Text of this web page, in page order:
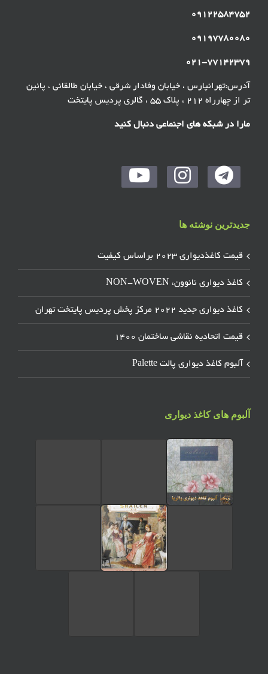
۰۹۱۲۲۵۸۴۷۵۲
۰۹۱۹۷۷۸۰۰۸۰
۰۲۱-۷۷۱۴۲۳۷۹
آدرس:تهرانپارس ، خیابان وفادار شرقی ، خیابان طالقانی ، پائین
تر از چهارراه ۲۱۲ ، پلاک ۵۵ ، گالری پردیس پایتخت
مارا در شبکه های اجنماعی دنبال کنید
جدیدترین نوشته ها
قیمت کاغذدیواری ۲۰۲۳ براساس کیفیت
کاغذ دیواری نانوون، NON-WOVEN
کاغذ دیواری جدید ۲۰۲۲ مرکز پخش پردیس پایتخت تهران
قیمت اتحادیه نقاشی ساختمان ۱۴۰۰
آلبوم کاغذ دیواری پالت Palette
آلبوم های کاغذ دیواری